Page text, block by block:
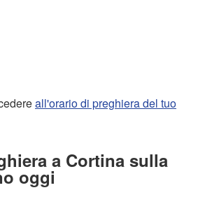
all'orario di preghiera del tuo
a Cortina sulla
oggi